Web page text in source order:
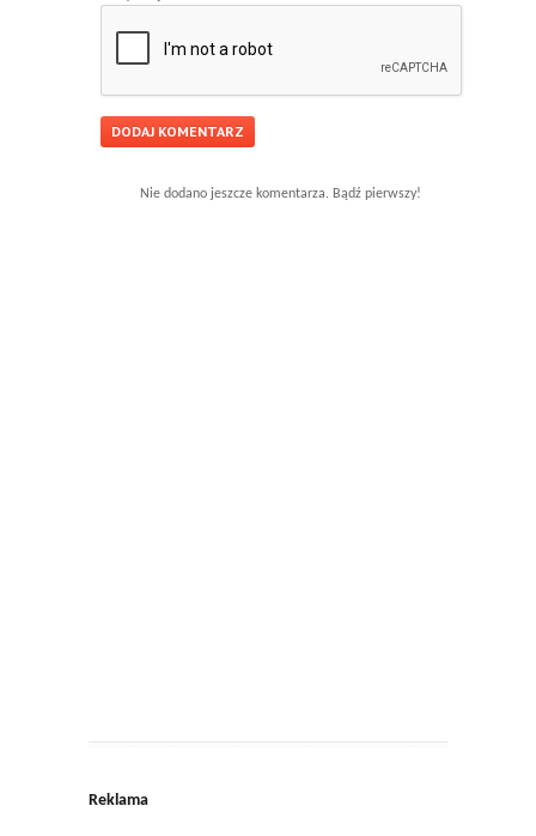
Nie dodano jeszcze komentarza. Bądź pierwszy!
Reklama